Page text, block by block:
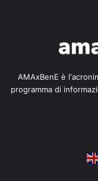
AMAxBenE è
programma di